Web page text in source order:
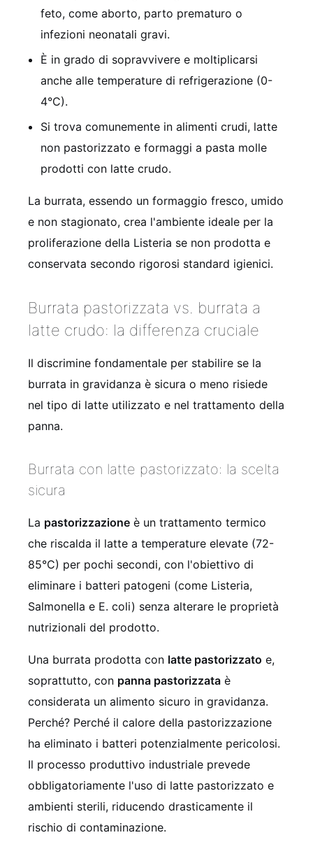
feto, come aborto, parto prematuro o
infezioni neonatali gravi.
È in grado di sopravvivere e moltiplicarsi
anche alle temperature di refrigerazione (0-
4°C).
Si trova comunemente in alimenti crudi, latte
non pastorizzato e formaggi a pasta molle
prodotti con latte crudo.
La burrata, essendo un formaggio fresco, umido
e non stagionato, crea l'ambiente ideale per la
proliferazione della Listeria se non prodotta e
conservata secondo rigorosi standard igienici.
Burrata pastorizzata vs. burrata a
latte crudo: la differenza cruciale
Il discrimine fondamentale per stabilire se la
burrata in gravidanza è sicura o meno risiede
nel tipo di latte utilizzato e nel trattamento della
panna.
Burrata con latte pastorizzato: la scelta
sicura
La pastorizzazione è un trattamento termico
che riscalda il latte a temperature elevate (72-
85°C) per pochi secondi, con l'obiettivo di
eliminare i batteri patogeni (come Listeria,
Salmonella e E. coli) senza alterare le proprietà
nutrizionali del prodotto.
Una burrata prodotta con latte pastorizzato e,
soprattutto, con panna pastorizzata è
considerata un alimento sicuro in gravidanza.
Perché? Perché il calore della pastorizzazione
ha eliminato i batteri potenzialmente pericolosi.
Il processo produttivo industriale prevede
obbligatoriamente l'uso di latte pastorizzato e
ambienti sterili, riducendo drasticamente il
rischio di contaminazione.